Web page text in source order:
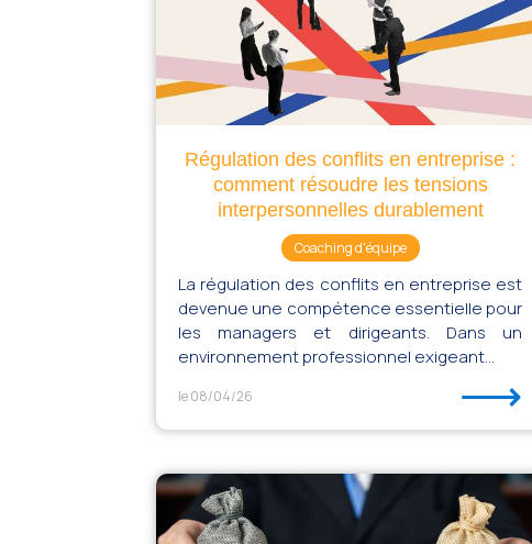
Régulation des conflits en entreprise :
comment résoudre les tensions
interpersonnelles durablement
Coaching d'équipe
La régulation des conflits en entreprise est
devenue une compétence essentielle pour
les managers et dirigeants. Dans un
environnement professionnel exigeant...
le 08/04/26 ⟶